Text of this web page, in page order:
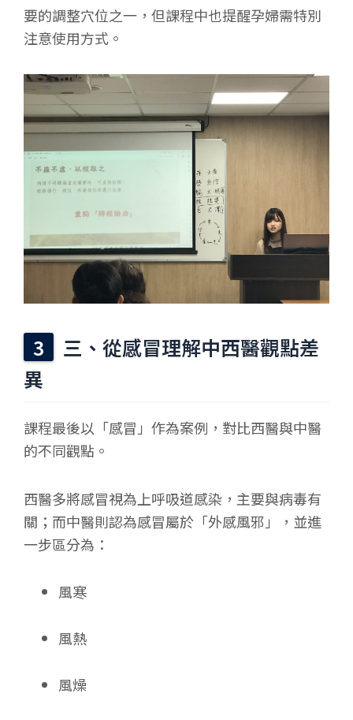
要的調整穴位之一，但課程中也提醒孕婦需特別
注意使用方式。
三、從感冒理解中西醫觀點差
異
課程最後以「感冒」作為案例，對比西醫與中醫
的不同觀點。
西醫多將感冒視為上呼吸道感染，主要與病毒有
關；而中醫則認為感冒屬於「外感風邪」，並進
一步區分為：
風寒
風熱
風燥